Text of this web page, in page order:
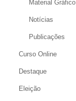
Material Gráfico
Notícias
Publicações
Curso Online
Destaque
Eleição